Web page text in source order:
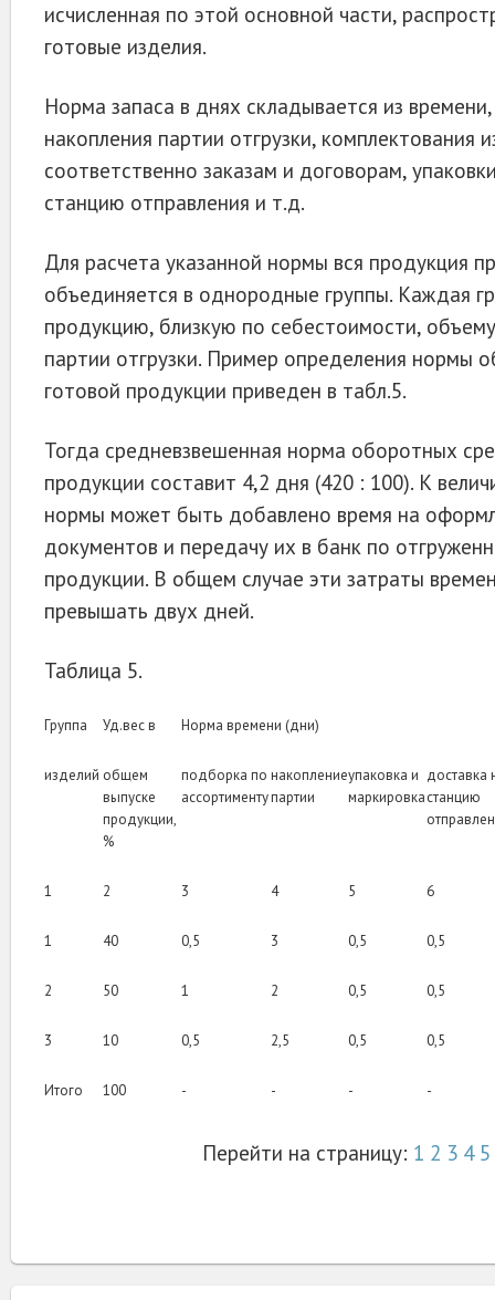
исчисленная по этой основной части,
готовые изделия.
Норма запаса в днях складывается из
накопления партии отгрузки, комплектования
соответственно заказам и договорам,
станцию отправления и т.д.
Для расчета указанной нормы вся продукция
объединяется в однородные группы. Каждая
продукцию, близкую по себестоимости,
партии отгрузки. Пример определения нормы
готовой продукции приведен в табл.5.
Тогда средневзвешенная норма оборотных
продукции составит 4,2 дня (420 : 100). К
нормы может быть добавлено время на
документов и передачу их в банк по
продукции. В общем случае эти затраты
превышать двух дней.
Таблица 5.
Группа Уд.вес в Норма времени (дни)
изделий общем
выпуске
продукции,
%
подборка по
ассортименту
накопление
партии
упаковка и
маркировка
доставка
станцию
1 2 3 4 5 6
1 40 0,5 3 0,5 0,5
2 50 1 2 0,5 0,5
3 10 0,5 2,5 0,5 0,5
Итого 100 - - - -
Перейти на страницу: 1 2 3 4 5